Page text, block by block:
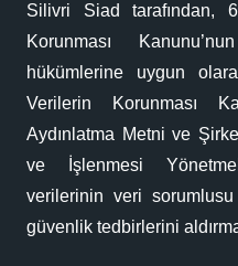
Silivri Siad tarafından,
Korunması
hükümlerine uygun
Verilerin Korunması
Aydınlatma Metni ve
ve İşlenmesi
verilerinin veri
güvenlik tedbirlerini